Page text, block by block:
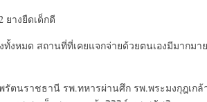
ยางยืดเด็กดี
งหมด สถานที่ที่เคยแจกจ่ายด้วยตนเองมีมากมาย
ตนราชธานี รพ.ทหารผ่านศึก รพ.พระมงกุฎเกล้